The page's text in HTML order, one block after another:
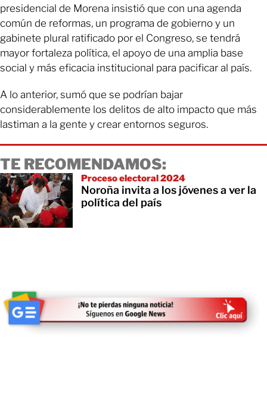
presidencial de Morena insistió que con una agenda
común de reformas, un programa de gobierno y un
gabinete plural ratificado por el Congreso, se tendrá
mayor fortaleza política, el apoyo de una amplia base
social y más eficacia institucional para pacificar al país.
A lo anterior, sumó que se podrían bajar
considerablemente los delitos de alto impacto que más
lastiman a la gente y crear entornos seguros.
TE RECOMENDAMOS:
Proceso electoral 2024
Noroña invita a los jóvenes a ver la
política del país